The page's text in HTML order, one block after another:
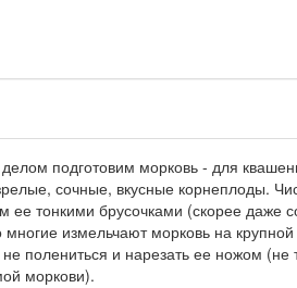
подготовим морковь - для
сочные, вкусные корнеплоды.
ее тонкими брусочками (скорее даже
измельчают морковь на
полениться и нарезать ее ножом (не
моркови).